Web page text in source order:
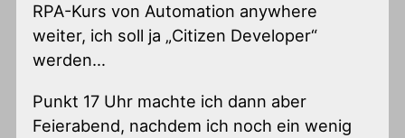
RPA-Kurs von Automation anywhere
weiter, ich soll ja „Citizen Developer“
werden…
Punkt 17 Uhr machte ich dann aber
Feierabend, nachdem ich noch ein wenig